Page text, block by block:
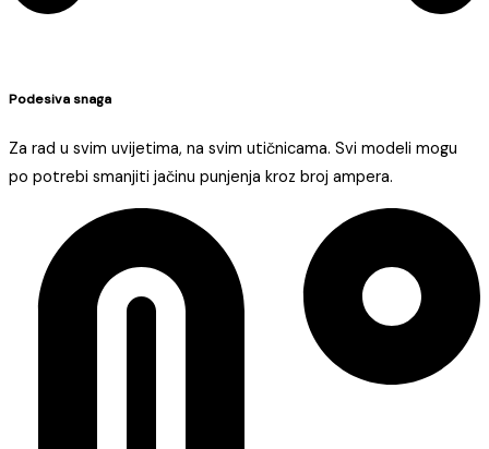
Podesiva snaga
Za rad u svim uvijetima, na svim utičnicama. Svi modeli mogu
po potrebi smanjiti jačinu punjenja kroz broj ampera.